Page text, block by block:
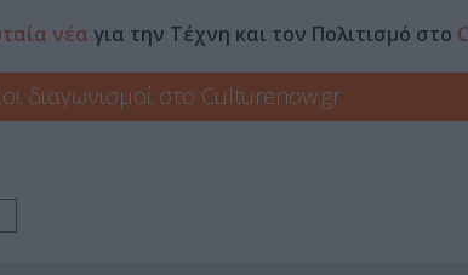
νέα για την Τέχνη και τον Πολιτισμό στο
διαγωνισμοί στο Culturenow.gr